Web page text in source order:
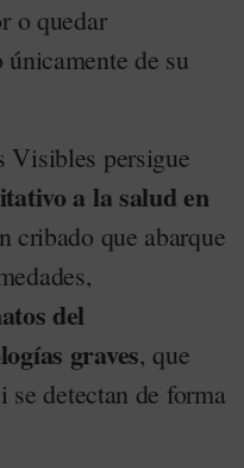
o quedar
de su
Visibles persigue
a la salud en
cribado que abarque
del
graves, que
se detectan de forma